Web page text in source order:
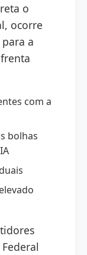
o
ocorre
a
com a
bolhas